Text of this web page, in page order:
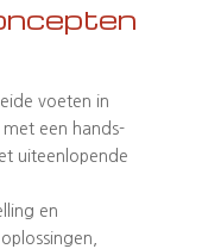
voeten in
een hands-
uiteenlopende
en